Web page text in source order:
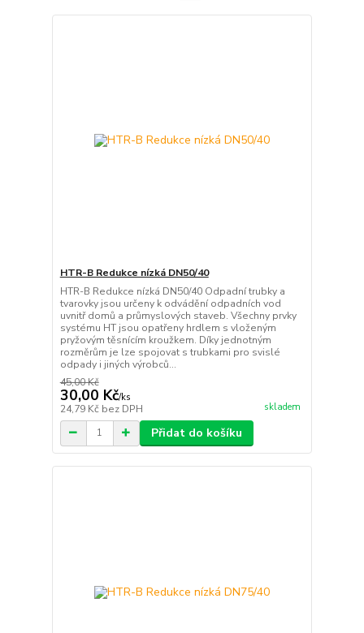
HTR-B Redukce nízká DN50/40
HTR-B Redukce nízká DN50/40 Odpadní trubky a
tvarovky jsou určeny k odvádění odpadních vod
uvnitř domů a průmyslových staveb. Všechny prvky
systému HT jsou opatřeny hrdlem s vloženým
pryžovým těsnícím kroužkem. Díky jednotným
rozměrům je lze spojovat s trubkami pro svislé
odpady i jiných výrobců...
45,00 Kč
30,00 Kč/ks
24,79 Kč bez DPH skladem
Přidat do košíku